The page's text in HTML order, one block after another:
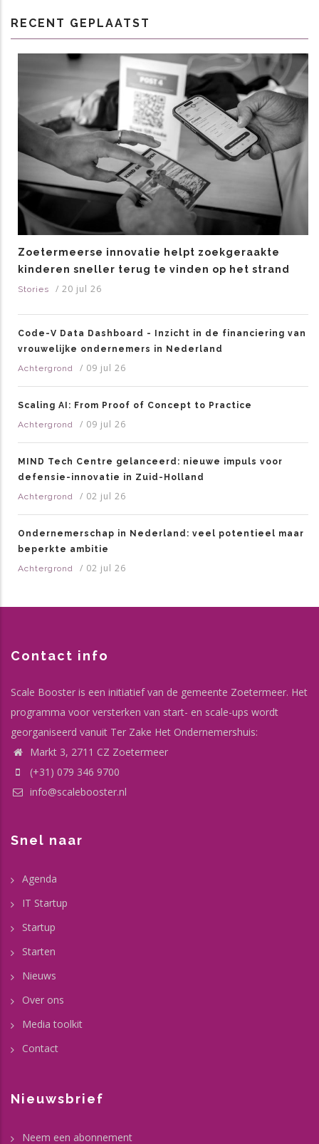
RECENT GEPLAATST
Zoetermeerse innovatie helpt zoekgeraakte
kinderen sneller terug te vinden op het strand
Stories / 20 jul 26
Code-V Data Dashboard - Inzicht in de financiering van
vrouwelijke ondernemers in Nederland
Achtergrond
/ 09 jul 26
Scaling AI: From Proof of Concept to Practice
Achtergrond
/ 09 jul 26
MIND Tech Centre gelanceerd: nieuwe impuls voor
defensie-innovatie in Zuid-Holland
Achtergrond
/ 02 jul 26
Ondernemerschap in Nederland: veel potentieel maar
beperkte ambitie
Achtergrond
/ 02 jul 26
Contact info
Scale Booster is een initiatief van de gemeente Zoetermeer. Het
programma voor versterken van start- en scale-ups wordt
georganiseerd vanuit Ter Zake Het Ondernemershuis:
Markt 3, 2711 CZ Zoetermeer
(+31) 079 346 9700
info@scalebooster.nl
Snel naar
Agenda
IT Startup
Startup
Starten
Nieuws
Over ons
Media toolkit
Contact
Nieuwsbrief
Neem een abonnement